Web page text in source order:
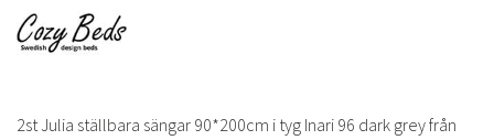
2st Julia ställbara sängar 90*200cm i tyg Inari 96 dark grey från